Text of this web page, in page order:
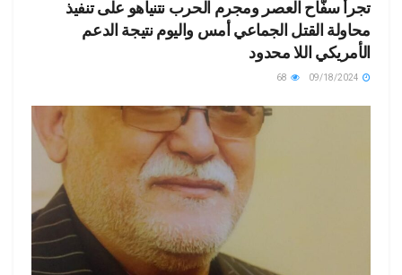
تجرأ سفّاح العصر ومجرم الحرب نتنياهو على تنفيذ
محاولة القتل الجماعي أمس واليوم نتيجة الدعم
الأمريكي اللا محدود